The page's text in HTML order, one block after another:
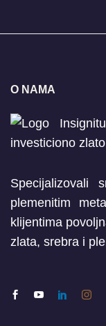
O NAMA
Specijalizovali
plemenitim
klijentima
zlata, srebra i